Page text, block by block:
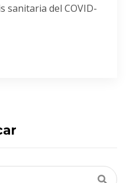
sanitaria del COVID-